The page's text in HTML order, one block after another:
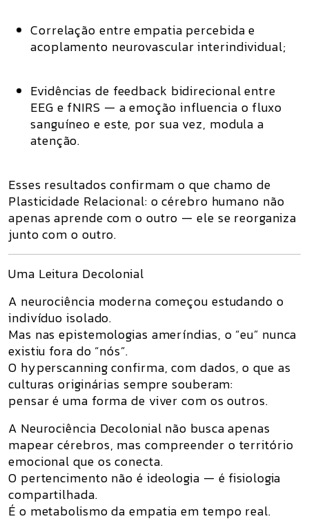
Correlação entre empatia percebida e
acoplamento neurovascular interindividual;
Evidências de feedback bidirecional entre
EEG e fNIRS — a emoção influencia o fluxo
sanguíneo e este, por sua vez, modula a
atenção.
Esses resultados confirmam o que chamo de
Plasticidade Relacional: o cérebro humano não
apenas aprende com o outro — ele se reorganiza
junto com o outro.
Uma Leitura Decolonial
A neurociência moderna começou estudando o
indivíduo isolado.
Mas nas epistemologias ameríndias, o “eu” nunca
existiu fora do “nós”.
O hyperscanningconfirma, com dados, o que as
culturas originárias sempre souberam:
pensar é uma forma de viver com os outros.
A Neurociência Decolonial não busca apenas
mapear cérebros, mas compreender o território
emocional que os conecta.
O pertencimento não é ideologia — é fisiologia
compartilhada.
É o metabolismo da empatia em tempo real.